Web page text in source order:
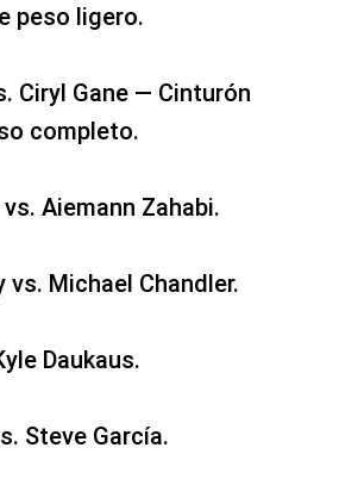
peso ligero.
Ciryl Gane — Cinturón
completo.
vs. Aiemann Zahabi.
Michael Chandler.
Daukaus.
Steve García.